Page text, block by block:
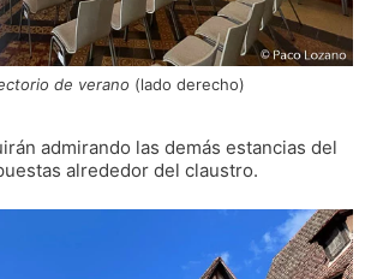
de verano (lado derecho)
admirando las demás estancias del
alrededor del claustro.